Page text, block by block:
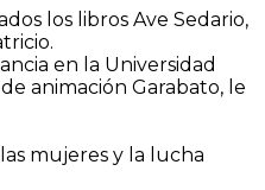
los libros Ave Sedario,
en la Universidad
animación Garabato, le
mujeres y la lucha